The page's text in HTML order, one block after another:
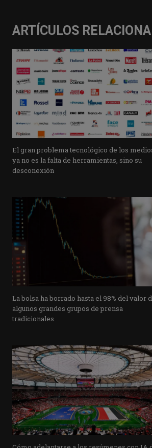
ARTÍCULOS
El gran problema tecnológico de los
ya no es la falta de herramientas, sino su
desconexión
La bolsa ha borrado hasta el 98% del valor
algunos grandes grupos de prensa
tradicionales